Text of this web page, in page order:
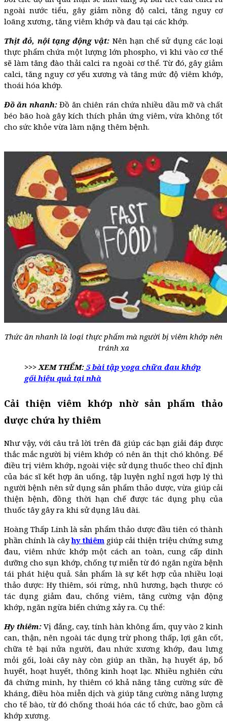
ngoài nước tiểu, gây giảm nồng độ calci, tăng nguy cơ
loãng xương, tăng viêm khớp và đau tại các khớp.
Thịt đỏ, nội tạng động vật: Nên hạn chế sử dụng các loại
thực phẩm chứa một lượng lớn phospho, vì khi vào cơ thể
sẽ làm tăng đào thải calci ra ngoài cơ thể. Từ đó, gây giảm
calci, tăng nguy cơ yếu xương và tăng mức độ viêm khớp,
thoái hóa khớp.
Đồ ăn nhanh:Đồ ăn chiên rán chứa nhiều dầu mỡ và chất
béo bão hoà gây kích thích phản ứng viêm, vừa không tốt
cho sức khỏe vừa làm nặng thêm bệnh.
Thức ăn nhanh là loại thực phẩm mà người bị viêm khớp nên
tránh xa
>>> XEM THỂM: 5 bài tập yoga chữa đau khớp
gối hiệu quả tại nhà
Cải thiện viêm khớp nhờ sản phẩm thảo
dược chứa hy thiêm
Như vậy, với câu trả lời trên đã giúp các bạn giải đáp được
thắc mắc người bị viêm khớp có nên ăn thịt chó không. Để
điều trị viêm khớp, ngoài việc sử dụng thuốc theo chỉ định
của bác sĩ kết hợp ăn uống, tập luyện nghỉ ngơi hợp lý thì
người bệnh nên sử dụng sản phẩm thảo dược, vừa giúp cải
thiện bệnh, đồng thời hạn chế được tác dụng phụ của
thuốc tây gây ra khi sử dụng lâu dài.
Hoàng Thấp Linh là sản phẩm thảo dược đầu tiên có thành
phần chính là câyhy thiêm giúp cải thiện triệu chứng sưng
đau, viêm nhức khớp một cách an toàn, cung cấp dinh
dưỡng cho sụn khớp, chống tự miễn từ đó ngăn ngừa bệnh
tái phát hiệu quả. Sản phẩm là sự kết hợp của nhiều loại
thảo dược: Hy thiêm, sói rừng, nhũ hương, bạch thược có
tác dụng giảm đau, chống viêm, tăng cường vận động
khớp, ngăn ngừa biến chứng xảy ra. Cụ thể:
Hy thiêm: Vị đắng, cay, tính hàn không ẩm, quy vào 2 kinh
can, thận, nên ngoài tác dụng trừ phong thấp, lợi gân cốt,
chữa tê bại nửa người, đau nhức xương khớp, đau lưng
mỏi gối, loài cây này còn giúp an thần, hạ huyết áp, bổ
huyết, hoạt huyết, thông kinh hoạt lạc. Nhiều nghiên cứu
đã chứng minh, hy thiêm có khả năng tăng cường sức đề
kháng, điều hòa miễn dịch và giúp tăng cường năng lượng
cho tế bào, từ đó chống thoái hóa các tổ chức, bao gồm cả
khớp xương.